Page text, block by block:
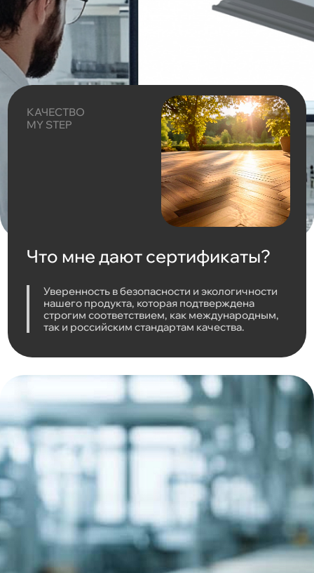
КАЧЕСТВО
MY STEP
Что мне дают сертификаты?
Уверенность в безопасности и экологичности
нашего продукта, которая подтверждена
строгим соответствием, как международным,
так и российским стандартам качества.